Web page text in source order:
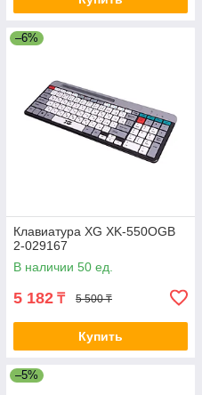
–6%
Клавиатура XG XK-550OGB
2-029167
В наличии 50 ед.
5 182 ₸ 5 500 ₸
Купить
–5%